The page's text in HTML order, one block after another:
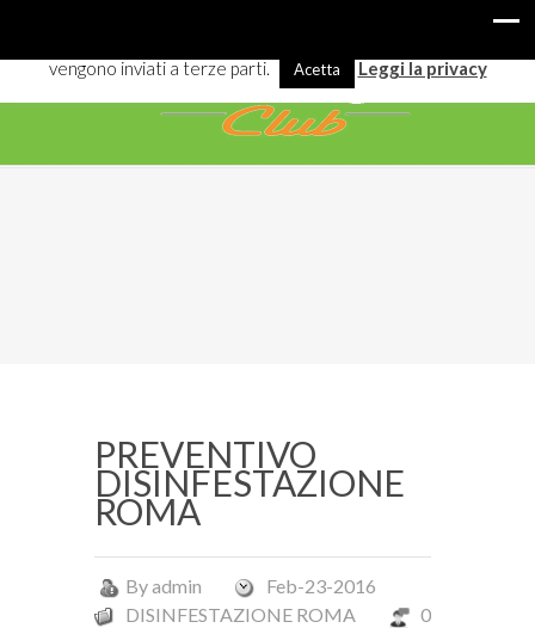
PREVENTIVO
DISINFESTAZIONE
ROMA
Byadmin
Feb-23-2016
DISINFESTAZIONE ROMA
0
vengono inviati a terze parti.
Acetta Leggi la privacy